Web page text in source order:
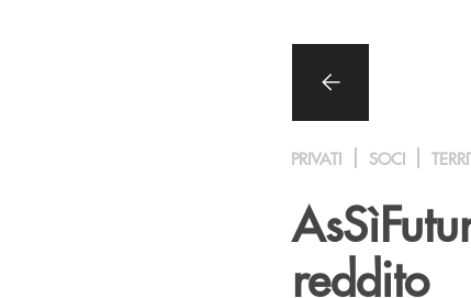
PRIVATI SOCI
reddito